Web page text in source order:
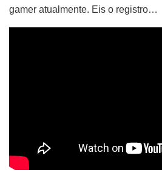
gamer atualmente. Eis o registro…